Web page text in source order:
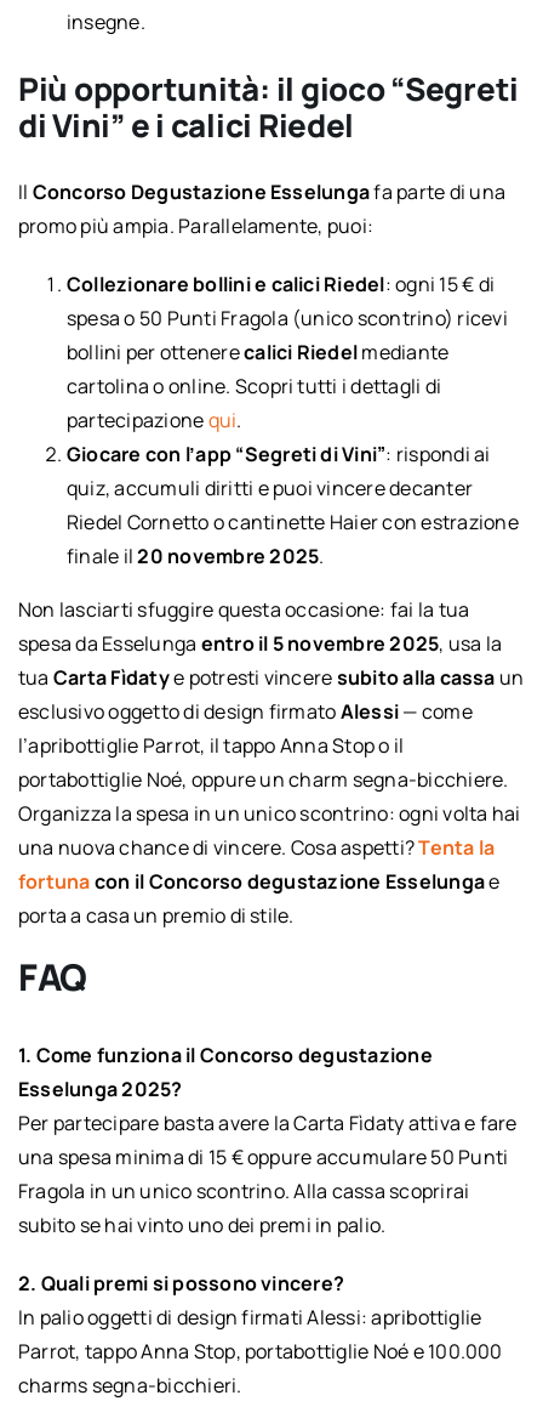
insegne.
Più opportunità: il gioco “Segreti
di Vini” e i calici Riedel
Il Concorso Degustazione Esselungafa parte di una
promo più ampia. Parallelamente, puoi:
Collezionare bollini e calici Riedel: ogni 15 € di
spesa o 50 Punti Fragola (unico scontrino) ricevi
bollini per ottenerecalici Riedelmediante
cartolina o online. Scopri tutti i dettagli di
partecipazionequi.
Giocare con l’app “Segreti di Vini”: rispondi ai
quiz, accumuli diritti e puoi vincere decanter
Riedel Cornetto o cantinette Haier con estrazione
finale il20 novembre 2025.
Non lasciarti sfuggire questa occasione: fai la tua
spesa da Esselunga entro il 5 novembre 2025, usa la
tua Carta Fìdatye potresti vinceresubito alla cassa un
esclusivo oggetto di design firmatoAlessi— come
l’apribottiglie Parrot, il tappo Anna Stop o il
portabottiglie Noé, oppure un charm segna-bicchiere.
Organizza la spesa in un unico scontrino: ogni volta hai
una nuova chance di vincere. Cosa aspetti?Tenta la
fortunacon il Concorso degustazione Esselungae
porta a casa un premio di stile.
FAQ
1. Come funziona il Concorso degustazione
Esselunga 2025?
Per partecipare basta avere la Carta Fìdaty attiva e fare
una spesa minima di 15 € oppure accumulare 50 Punti
Fragola in un unico scontrino. Alla cassa scoprirai
subito se hai vinto uno dei premi in palio.
2. Quali premi si possono vincere?
In palio oggetti di design firmati Alessi: apribottiglie
Parrot, tappo Anna Stop, portabottiglie Noé e 100.000
charms segna-bicchieri.